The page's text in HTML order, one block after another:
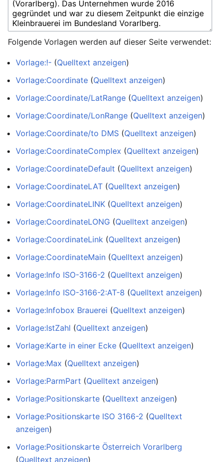
Folgende Vorlagen werden auf dieser Seite verwendet:
Vorlage:!- (Quelltext anzeigen)
Vorlage:Coordinate (Quelltext anzeigen)
Vorlage:Coordinate/LatRange (Quelltext anzeigen)
Vorlage:Coordinate/LonRange (Quelltext anzeigen)
Vorlage:Coordinate/to DMS (Quelltext anzeigen)
Vorlage:CoordinateComplex (Quelltext anzeigen)
Vorlage:CoordinateDefault (Quelltext anzeigen)
Vorlage:CoordinateLAT (Quelltext anzeigen)
Vorlage:CoordinateLINK (Quelltext anzeigen)
Vorlage:CoordinateLONG (Quelltext anzeigen)
Vorlage:CoordinateLink (Quelltext anzeigen)
Vorlage:CoordinateMain (Quelltext anzeigen)
Vorlage:Info ISO-3166-2 (Quelltext anzeigen)
Vorlage:Info ISO-3166-2:AT-8 (Quelltext anzeigen)
Vorlage:Infobox Brauerei (Quelltext anzeigen)
Vorlage:IstZahl (Quelltext anzeigen)
Vorlage:Karte in einer Ecke (Quelltext anzeigen)
Vorlage:Max (Quelltext anzeigen)
Vorlage:ParmPart (Quelltext anzeigen)
Vorlage:Positionskarte (Quelltext anzeigen)
Vorlage:Positionskarte ISO 3166-2 (Quelltext
anzeigen)
Vorlage:Positionskarte Österreich Vorarlberg
(Quelltext anzeigen)